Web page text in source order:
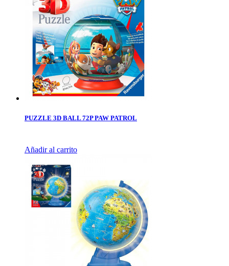
PUZZLE 3D BALL 72P PAW PATROL
Añadir al carrito